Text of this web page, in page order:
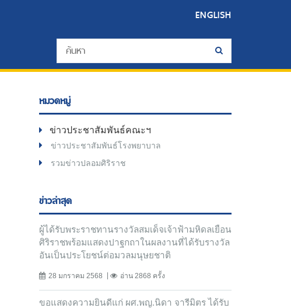
ENGLISH
หมวดหมู่
ข่าวประชาสัมพันธ์คณะฯ
ข่าวประชาสัมพันธ์โรงพยาบาล
รวมข่าวปลอมศิริราช
ข่าวล่าสุด
ผู้ได้รับพระราชทานรางวัลสมเด็จเจ้าฟ้ามหิดลเยือน
ศิริราชพร้อมแสดงปาฐกถาในผลงานที่ได้รับรางวัล
อันเป็นประโยชน์ต่อมวลมนุษยชาติ
28 มกราคม 2568 อ่าน 2868 ครั้ง
ขอแสดงความยินดีแก่ ผศ.พญ.นิดา จารีมิตร ได้รับ